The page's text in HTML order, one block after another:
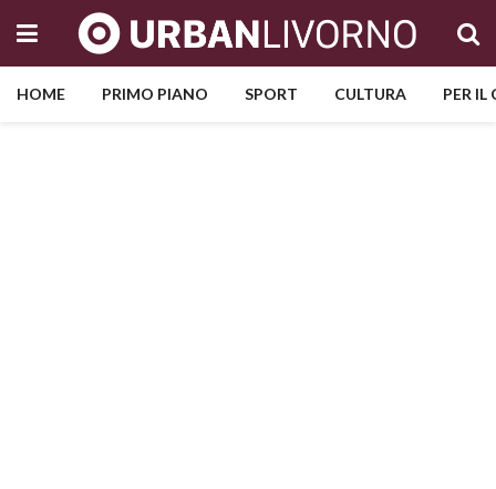
HOME PRIMO PIANO SPORT CULTURA PER